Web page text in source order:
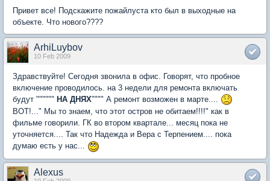
Привет все! Подскажите пожайлуста кто был в выходные на
объекте. Что нового????
ArhiLuybov
10 Feb 2009
Здравствуйте! Сегодня звонила в офис. Говорят, что пробное
включение проводилось. на 3 недели для ремонта включать
будут """""" НА ДНЯХ"""" А ремонт возможен в марте....
ВОТ!..." Мы то знаем, что этот остров не обитаем!!!!" как в
фильме говорили. ГК во втором квартале... месяц пока не
уточняется.... Так что Надежда и Вера с Терпением.... пока
думаю есть у нас...
Alexus